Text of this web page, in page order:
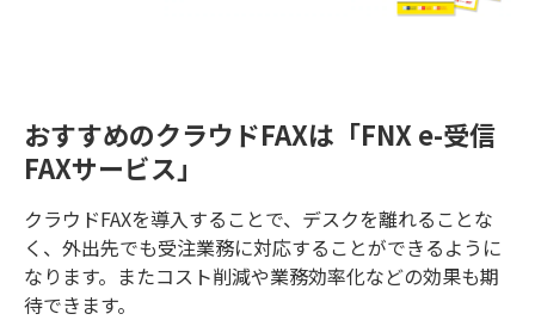
おすすめのクラウドFAXは「FNX e-受信
FAXサービス」
クラウドFAXを導入することで、デスクを離れることな
く、外出先でも受注業務に対応することができるように
なります。またコスト削減や業務効率化などの効果も期
待できます。